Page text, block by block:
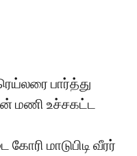
பார்த்து
மணி உச்சகட்ட
மாடுபிடி வீரர்